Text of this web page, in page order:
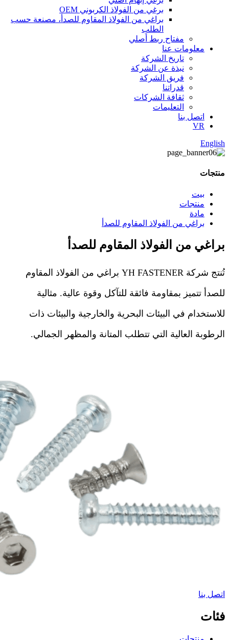
برغي من الفولاذ الكربوني OEM
براغي من الفولاذ المقاوم للصدأ، مصنعة حسب
الطلب
مفتاح ربط أصلي
معلومات عنا
تاريخ الشركة
نبذة عن الشركة
فريق الشركة
قدراتنا
ثقافة الشركات
التعليمات
اتصل بنا
VR
English
منتجات
بيت
منتجات
مادة
براغي من الفولاذ المقاوم للصدأ
براغي من الفولاذ المقاوم للصدأ
تُنتج شركة YH FASTENER براغي من الفولاذ المقاوم
للصدأ تتميز بمقاومة فائقة للتآكل وقوة عالية. مثالية
للاستخدام في البيئات البحرية والخارجية والبيئات ذات
الرطوبة العالية التي تتطلب المتانة والمظهر الجمالي.
اتصل بنا
فئات